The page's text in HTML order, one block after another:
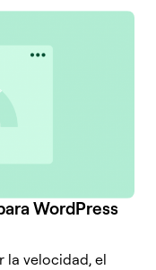
WordPress
la velocidad, el